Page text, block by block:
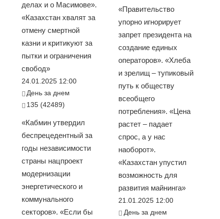
делах и о Масимове».
«Казахстан хвалят за
отмену смертной
казни и критикуют за
пытки и ограничения
свобод»
24.01.2025 12:00
День за днем
135 (42489)
«Кабмин утвердил
беспрецедентный за
годы независимости
страны нацпроект
модернизации
энергетического и
коммунального
секторов». «Если бы
«Правительство
упорно игнорирует
запрет президента на
создание единых
операторов». «Хлеба
и зрелищ – тупиковый
путь к обществу
всеобщего
потребления». «Цена
растет – падает
спрос, а у нас
наоборот».
«Казахстан упустил
возможность для
развития майнинга»
21.01.2025 12:00
День за днем